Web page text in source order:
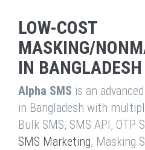
LOW-COST
MASKING/
IN
Alpha SMS is an
in Bangladesh with
Bulk SMS, SMS API, OTP
SMS Marketing, Masking